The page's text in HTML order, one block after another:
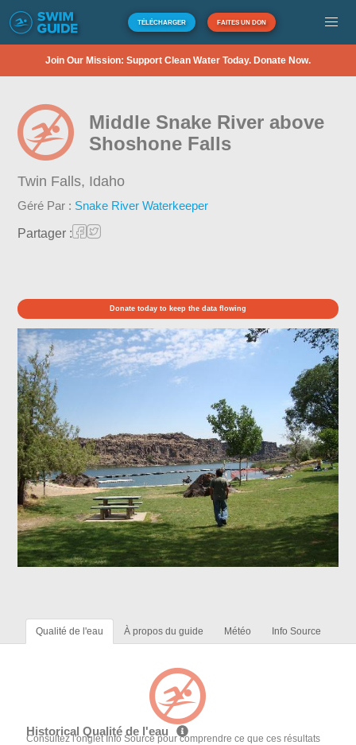
TÉLÉCHARGER FAITES UN DON
Join Our Mission: Support Clean Water Today. Donate Now.
Middle Snake River above
Shoshone Falls
Twin Falls, Idaho
Géré Par : Snake River Waterkeeper
Partager :
Donate today to keep the data flowing
Qualité de l'eau À propos du guide Météo Info Source
Historical Qualité de l'eau
Consultez l'onglet Info Source pour comprendre ce que ces résultats